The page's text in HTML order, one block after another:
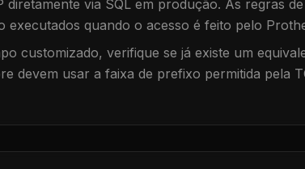
diretamente via SQL em produção. As regras
executados quando o acesso é feito pelo
customizado, verifique se já existe um
devem usar a faixa de prefixo permitida pela